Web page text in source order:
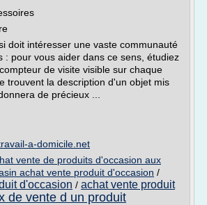
doit intéresser une vaste communauté
: pour vous aider dans ce sens, étudiez
de visite visible sur chaque
trouvent la description d'un objet mis
de précieux ...
a-domicile.net
vente de produits d'occasion aux
achat vente produit d'occasion /
d'occasion / achat vente produit
de vente d un produit